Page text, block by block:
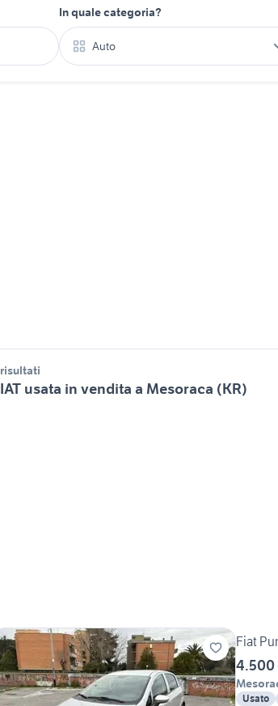
In quale categoria?
Auto
usata in vendita a Mesoraca (KR)
Fiat
4.500
Usato